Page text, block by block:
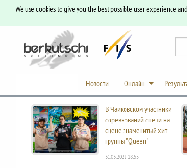
We use cookies to give you the best possible user experience
Новости Онлайн
В Чайковском участники
соревнований спели на
сцене знаменитый хит
группы "Queen"
31.03.2021 18:55